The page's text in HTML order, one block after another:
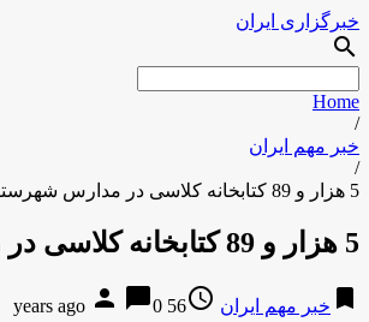
خبرگزاری ایران
search
Home
/
خبر مهم ایران
/
5 هزار و 89 کتابخانه کلاسی در مدارس شهرستان های استان تهران وجود دارد
5 هزار و 89 کتابخانه کلاسی در مدارس شهرستان های استان تهران وجود دارد
bookmark خبر مهم ایران access_time
56 years ago
person chat_bubble0